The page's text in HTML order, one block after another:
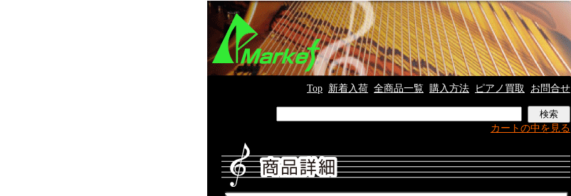
Top 新着入荷 全商品一覧 購入方法 ピアノ買取 お問合せ
カートの中を見る